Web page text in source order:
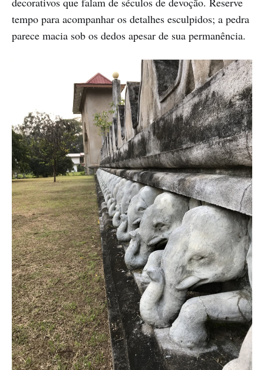
tempo para acompanhar os detalhes esculpidos; a pedra
parece macia sob os dedos apesar de sua permanência.